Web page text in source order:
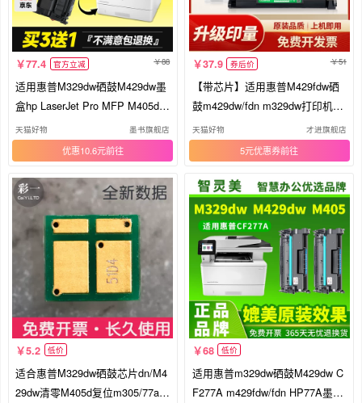
77.4 官方立减 88
适用惠普M329dw硒鼓M429dw墨
盒hp LaserJet Pro MFP M405dw/
dn/d hp77a打印机429fdw/fdn粉
盒M305d CF277A
天猫好物 墨书旗舰店
优惠10.6元
37.9 券后价 51
【带芯片】适用惠普M429fdw硒
鼓m429dw/fdn m329dw打印机H
P77a cf277a M305d M405dn/dw
77x CF277X墨盒M405D
天猫好物 才进旗舰店
5元优惠券
5.2 低价
适合惠普M329dw硒鼓芯片dn/M4
29dw清零M405d复位m305/77a/c
68 低价
适用惠普m329dw硒鼓M429dw C
F277A m429fdw/fdn HP77A墨盒